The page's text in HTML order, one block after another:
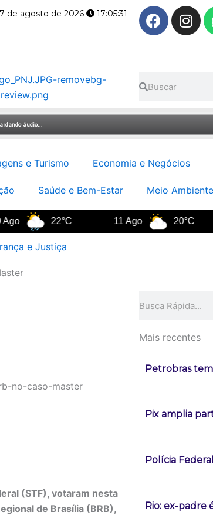
de agosto de 2026 17:05:31
F
a
o
k
I
n
a
m
e Turismo Economia e Negócios
Saúde e Bem-Estar Meio
22°C 11 Ago 20°C
e Justiça
(STF), votaram nesta
de Brasília (BRB),
Mais recentes
Petrobras
Pix amplia
Polícia
Rio: ex-padre